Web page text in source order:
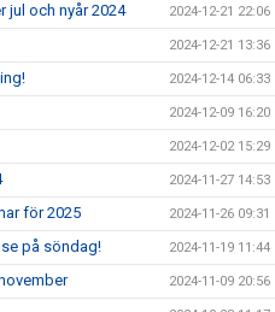
jul och nyår 2024 2024-12-21 22:06
2024-12-21 13:36
2024-12-14 06:33
2024-12-09 16:20
2024-12-02 15:29
2024-11-27 14:53
för 2025 2024-11-26 09:31
på söndag! 2024-11-19 11:44
2024-11-09 20:56